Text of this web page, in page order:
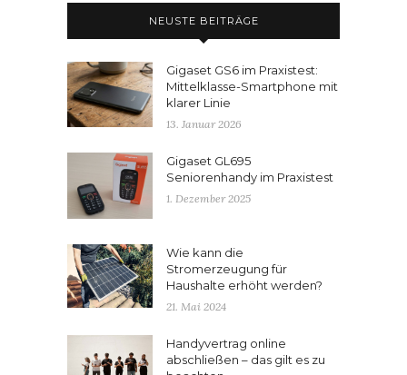
NEUSTE BEITRÄGE
Gigaset GS6 im Praxistest:
Mittelklasse-Smartphone mit
klarer Linie
13. Januar 2026
Gigaset GL695
Seniorenhandy im Praxistest
1. Dezember 2025
Wie kann die
Stromerzeugung für
Haushalte erhöht werden?
21. Mai 2024
Handyvertrag online
abschließen – das gilt es zu